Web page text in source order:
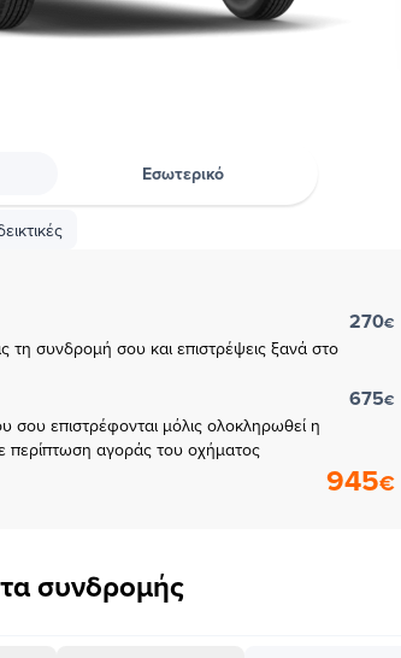
Εσωτερικό
τη συνδρομή σου και επιστρέψεις ξανά στο
270€
επιστρέφονται μόλις ολοκληρωθεί η
περίπτωση αγοράς του οχήματος
675€
945€
συνδρομής